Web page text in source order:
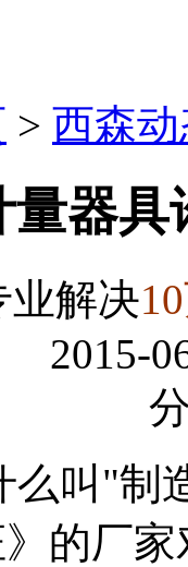
> 西森
量器
业解决
2015-
么叫"
的厂